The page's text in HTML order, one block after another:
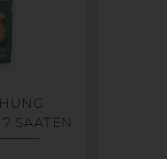
SAATEN